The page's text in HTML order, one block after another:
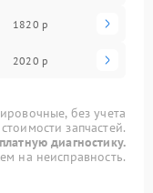
1820 р
2020 р
без учета
стоимости запчастей.
диагностику.
на неисправность.